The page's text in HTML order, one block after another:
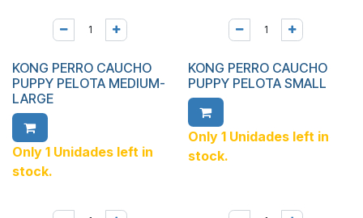
KONG PERRO CAUCHO
PUPPY PELOTA MEDIUM-
LARGE
Only 1 Unidades left in
stock.
KONG PERRO CAUCHO
PUPPY PELOTA SMALL
Only 1 Unidades left in
stock.